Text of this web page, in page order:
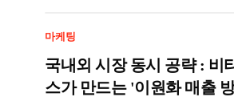
마케팅
국내외 시장 동시 공략 : 비
스가 만드는 '이원화 매출